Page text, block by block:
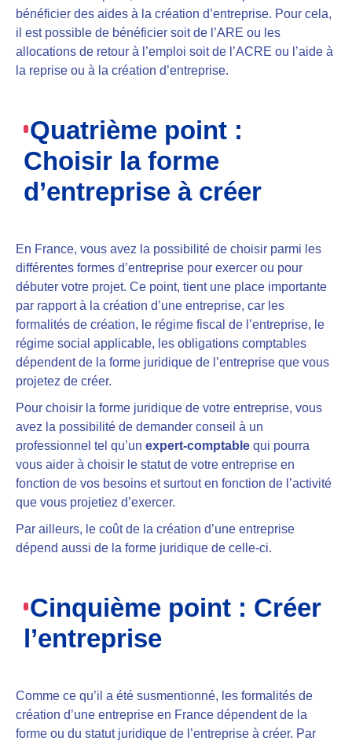
bénéficier des aides à la création d’entreprise. Pour cela,
il est possible de bénéficier soit de l’ARE ou les
allocations de retour à l’emploi soit de l’ACRE ou l’aide à
la reprise ou à la création d’entreprise.
Quatrième point :
Choisir la forme
d’entreprise à créer
En France, vous avez la possibilité de choisir parmi les
différentes formes d’entreprise pour exercer ou pour
débuter votre projet. Ce point, tient une place importante
par rapport à la création d’une entreprise, car les
formalités de création, le régime fiscal de l’entreprise, le
régime social applicable, les obligations comptables
dépendent de la forme juridique de l’entreprise que vous
projetez de créer.
Pour choisir la forme juridique de votre entreprise, vous
avez la possibilité de demander conseil à un
professionnel tel qu’un expert-comptable qui pourra
vous aider à choisir le statut de votre entreprise en
fonction de vos besoins et surtout en fonction de l’activité
que vous projetiez d’exercer.
Par ailleurs, le coût de la création d’une entreprise
dépend aussi de la forme juridique de celle-ci.
Cinquième point : Créer
l’entreprise
Comme ce qu’il a été susmentionné, les formalités de
création d’une entreprise en France dépendent de la
forme ou du statut juridique de l’entreprise à créer. Par